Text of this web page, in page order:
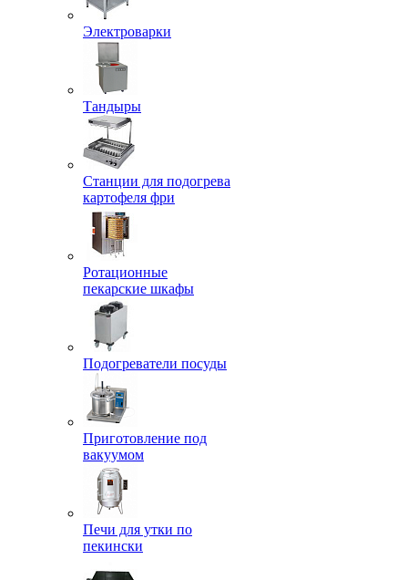
Электроварки
Тандыры
Станции для подогрева
картофеля фри
Ротационные
пекарские шкафы
Подогреватели посуды
Приготовление под
вакуумом
Печи для утки по
пекински